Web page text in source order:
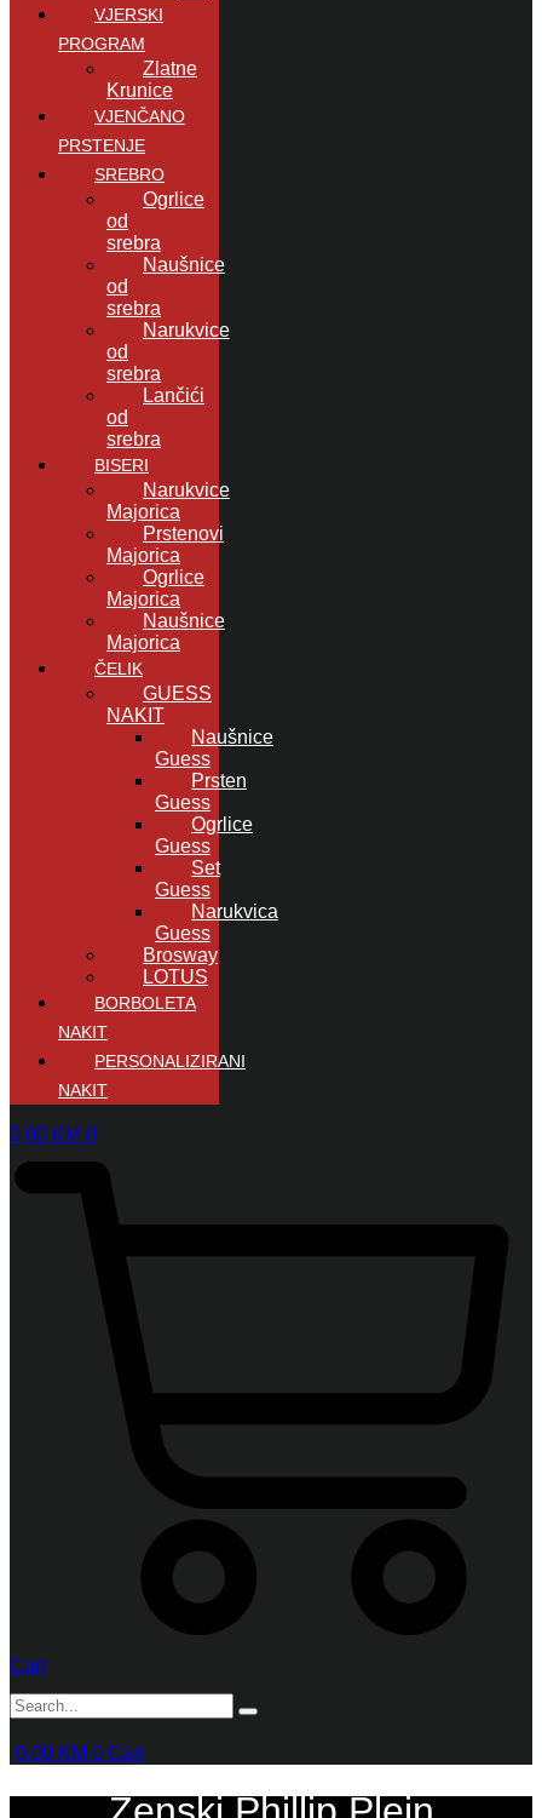
VJERSKI
PROGRAM
Zlatne
Krunice
VJENČANO
PRSTENJE
SREBRO
Ogrlice
od
srebra
Naušnice
od
srebra
Narukvice
od
srebra
Lančići
od
srebra
BISERI
Narukvice
Majorica
Prstenovi
Majorica
Ogrlice
Majorica
Naušnice
Majorica
ČELIK
GUESS
NAKIT
Naušnice
Guess
Prsten
Guess
Ogrlice
Guess
Set
Guess
Narukvica
Guess
Brosway
LOTUS
BORBOLETA
NAKIT
PERSONALIZIRANI
NAKIT
0,00 KM 0
Cart
0,00 KM 0 Cart